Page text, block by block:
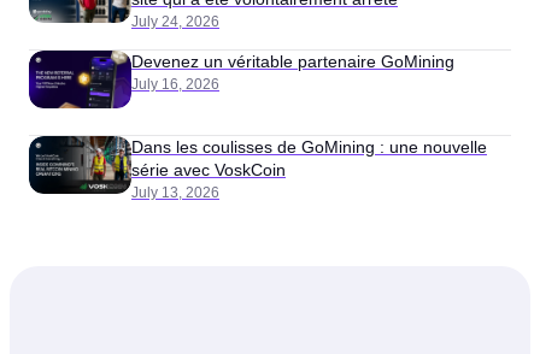
July 24, 2026
July 16, 2026
Devenez un véritable partenaire GoMining
July 13, 2026
Dans les coulisses de GoMining : une nouvelle
série avec VoskCoin